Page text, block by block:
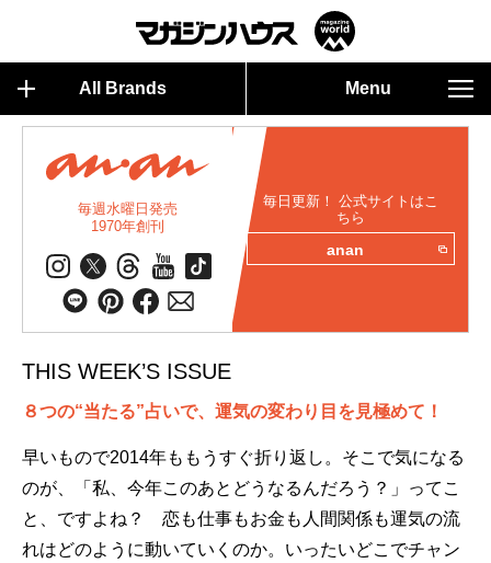
All Brands Menu
毎週水曜日発売
1970年創刊
毎日更新！ 公式サイトはこ
ちら
anan
THIS WEEK’S ISSUE
８つの“当たる”占いで、運気の変わり目を見極めて！
早いもので2014年ももうすぐ折り返し。そこで気になる
のが、「私、今年このあとどうなるんだろう？」ってこ
と、ですよね？ 恋も仕事もお金も人間関係も運気の流
れはどのように動いていくのか。いったいどこでチャン